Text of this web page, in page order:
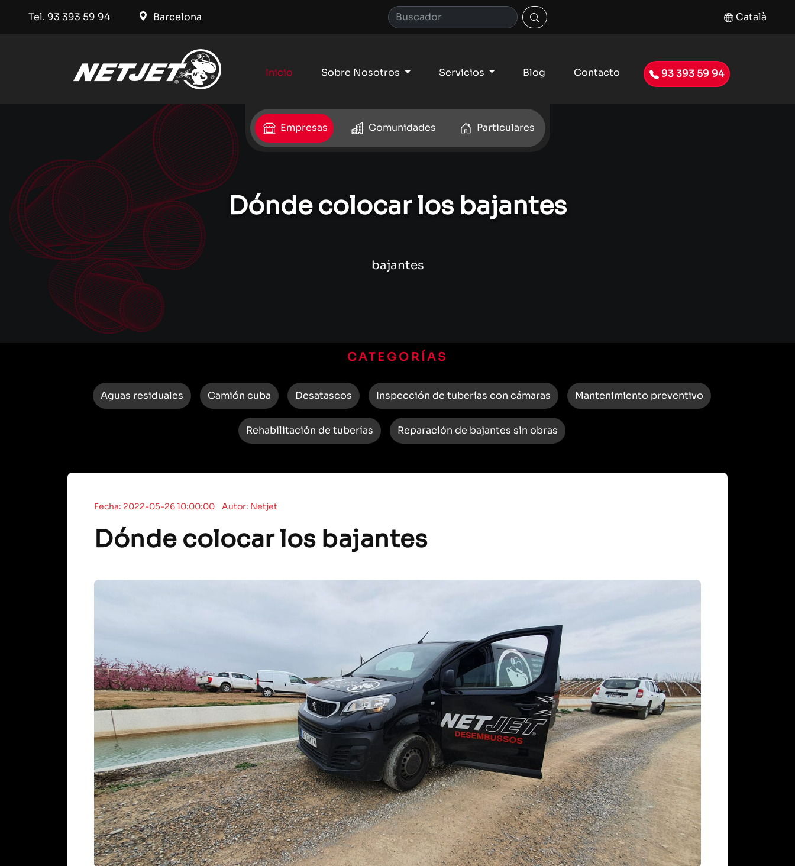
Tel. 93 393 59 94 Barcelona Català
Inicio Sobre Nosotros Servicios Blog Contacto 93 393 59 94
Empresas Comunidades Particulares
Dónde colocar los bajantes
bajantes
CATEGORÍAS
Aguas residuales Camión cuba Desatascos Inspección de tuberías con cámaras Mantenimiento preventivo
Rehabilitación de tuberías Reparación de bajantes sin obras
Fecha: 2022-05-26 10:00:00 Autor: Netjet
Dónde colocar los bajantes